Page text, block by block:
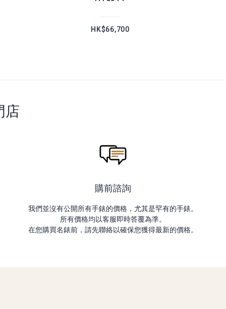
HK$66,700
店
購前諮詢
我們並沒有公開所有手錶的價格，尤其是罕有的手錶。
所有價格均以客服即時答覆為準。
在您購買名錶前，請先聯絡以確保您獲得最新的價格。